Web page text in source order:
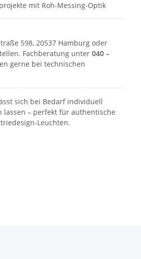
mit Roh-Messing-Optik
598, 20537 Hamburg oder
Fachberatung unter 040 –
gerne bei technischen
sich bei Bedarf individuell
lassen – perfekt für authentische
Leuchten.